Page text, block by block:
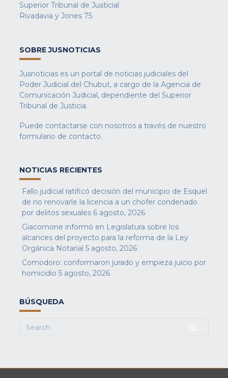
Superior Tribunal de Justicial
Rivadavia y Jones 75
SOBRE JUSNOTICIAS
Jusnoticias es un portal de noticias judiciales del
Poder Judicial del Chubut, a cargo de la Agencia de
Comunicación Judicial, dependiente del Superior
Tribunal de Justicia.
Puede contactarse con nosotros a través de nuestro
formulario de contacto.
NOTICIAS RECIENTES
Fallo judicial ratificó decisión del municipio de Esquel
de no renovarle la licencia a un chofer condenado
por delitos sexuales 6 agosto, 2026
Giacomone informó en Legislatura sobre los
alcances del proyecto para la reforma de la Ley
Orgánica Notarial 5 agosto, 2026
Comodoro: conformaron jurado y empieza juicio por
homicidio 5 agosto, 2026
BÚSQUEDA
Search